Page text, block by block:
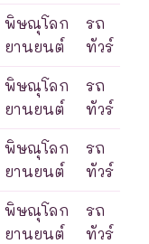
พิษณุโลก
ยานยนต์
รถ
ทัวร์
พิษณุโลก
ยานยนต์
รถ
ทัวร์
พิษณุโลก
ยานยนต์
รถ
ทัวร์
พิษณุโลก
ยานยนต์
รถ
ทัวร์